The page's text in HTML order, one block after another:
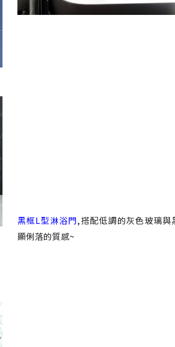
黑框L型淋浴門,搭配低調的灰色玻璃與
顯俐落的質感~